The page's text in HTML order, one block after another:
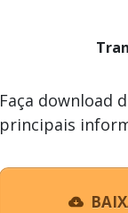
Faça download
principais